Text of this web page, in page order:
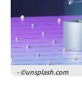
- ©unsplash.com